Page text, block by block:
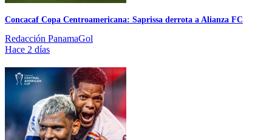
Concacaf Copa Centroamericana: Saprissa derrota a Alianza FC
Redacción PanamaGol
Hace 2 días